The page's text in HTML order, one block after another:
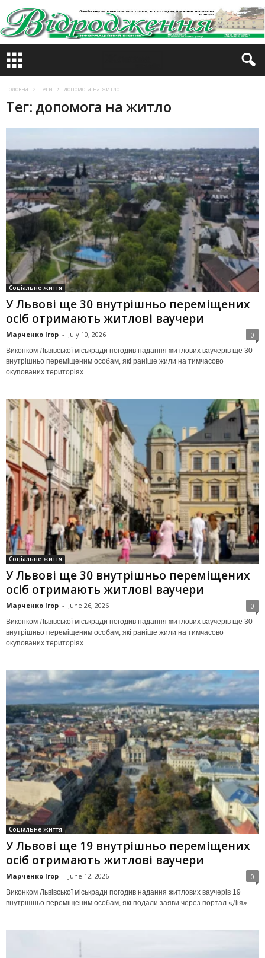
Головна Теги допомога на житло
Тег: допомога на житло
Соціальне життя
У Львові ще 30 внутрішньо переміщених
осіб отримають житлові ваучери
Марченко Ігор - July 10, 2026 0
Виконком Львівської міськради погодив надання житлових ваучерів ще 30
внутрішньо переміщеним особам, які раніше жили на тимчасово
окупованих територіях.
Соціальне життя
У Львові ще 30 внутрішньо переміщених
осіб отримають житлові ваучери
Марченко Ігор - June 26, 2026 0
Виконком Львівської міськради погодив надання житлових ваучерів ще 30
внутрішньо переміщеним особам, які раніше жили на тимчасово
окупованих територіях.
Соціальне життя
У Львові ще 19 внутрішньо переміщених
осіб отримають житлові ваучери
Марченко Ігор - June 12, 2026 0
Виконком Львівської міськради погодив надання житлових ваучерів 19
внутрішньо переміщеним особам, які подали заяви через портал «Дія».